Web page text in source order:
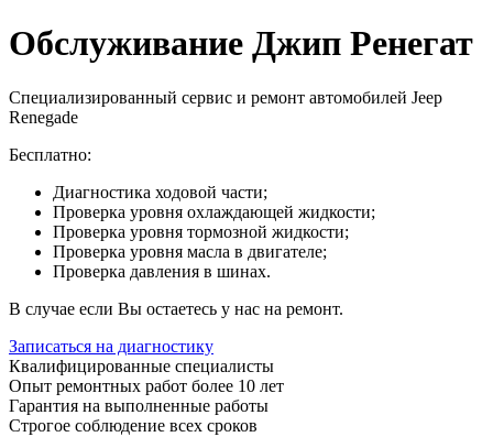
Обслуживание Джип Ренегат
Специализированный сервис и ремонт автомобилей Jeep
Renegade
Бесплатно:
Диагностика ходовой части;
Проверка уровня охлаждающей жидкости;
Проверка уровня тормозной жидкости;
Проверка уровня масла в двигателе;
Проверка давления в шинах.
В случае если Вы остаетесь у нас на ремонт.
Записаться на диагностику
Квалифицированные специалисты
Опыт ремонтных работ более 10 лет
Гарантия на выполненные работы
Строгое соблюдение всех сроков